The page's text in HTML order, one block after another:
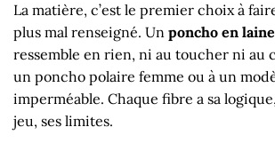
La matière, c’est le premier choix à
plus mal renseigné. Un poncho en
ressemble en rien, ni au toucher ni au
un poncho polaire femme ou à un
imperméable. Chaque fibre a sa
jeu, ses limites.